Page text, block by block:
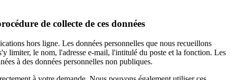
de collecte de ces données
hors ligne. Les données personnelles que nous recueillons
limiter, le nom, l'adresse e-mail, l'intitulé du poste et la fonction. Les
à des données personnelles non publiques.